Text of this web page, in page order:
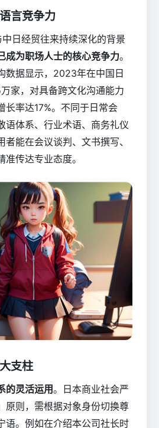
言竞争力
日经贸往来持续深化的背景
成为职场人士的核心竞争力。
数据显示，2023年在中国日
家，对具备跨文化沟通能力
长率达17%。不同于日常会
语体系、行业术语、商务礼仪
者能在会议谈判、文书撰写、
传达专业态度。
支柱
的灵活运用。日本商业社会严
原则，需根据对象身份切换尊
语。例如在介绍本公司社长时